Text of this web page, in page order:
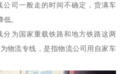
司一般走的时间不确定，货满车
。
为国家重载铁路和地方铁路这两
物流专线，是指物流公司用自家车